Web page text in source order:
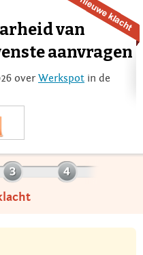
van
aanvragen
overWerkspot in de